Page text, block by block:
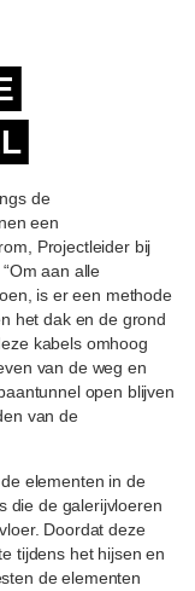
de
een
Projectleider bij
aan alle
is er een methode
het dak en de grond
kabels omhoog
van de weg en
open blijven
van de
elementen in de
die de galerijvloeren
Doordat deze
tijdens het hijsen en
de elementen